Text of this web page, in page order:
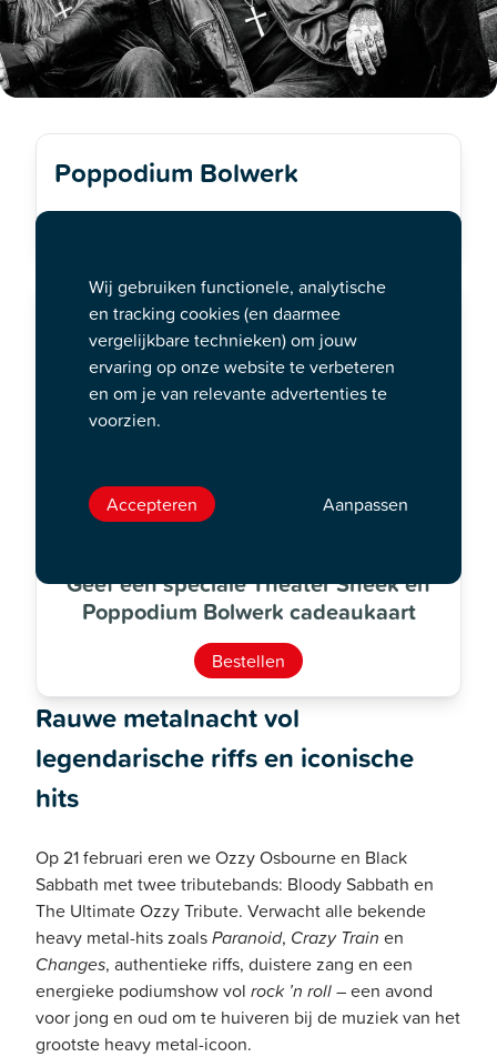
Rauwe metalnacht vol
legendarische riffs en iconische
hits
Op 21 februari eren we Ozzy Osbourne en Black
Sabbath met twee tributebands: Bloody Sabbath en
The Ultimate Ozzy Tribute. Verwacht alle bekende
heavy metal-hits zoalsParanoid, Crazy Train en
Changes, authentieke riffs, duistere zang en een
energieke podiumshow vol rock ’n roll– een avond
voor jong en oud om te huiveren bij de muziek van het
grootste heavy metal-icoon.
Poppodium Bolwerk
Geef een speciale Theater Sneek en
Poppodium Bolwerk cadeaukaart
Bestellen
Wij gebruiken functionele, analytische
en tracking cookies (en daarmee
vergelijkbare technieken) om jouw
ervaring op onze website te verbeteren
en om je van relevante advertenties te
voorzien.
Accepteren Aanpassen